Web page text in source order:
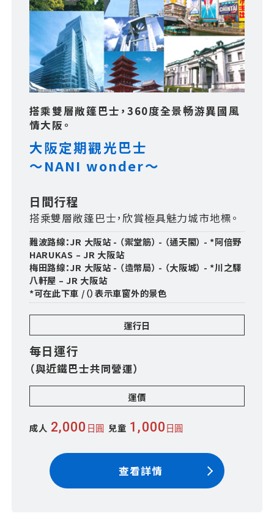
搭乘雙層敞篷巴士，360度全景畅游異國風
情大阪。
大阪定期觀光巴士
～NANI wonder～
日間行程
搭乘雙層敞篷巴士，欣賞極具魅力城市地標。
難波路線：JR 大阪站 - （禦堂筋） - （通天閣） - *阿倍野
HARUKAS – JR 大阪站
梅田路線：JR 大阪站 - （造幣局） - （大阪城） - *川之驛
八軒屋 – JR 大阪站
*可在此下車 /（）表示車窗外的景色
運行日
每日運行
（與近鐵巴士共同營運）
運價
成人 2,000 日圓 兒童 1,000 日圓
查看詳情